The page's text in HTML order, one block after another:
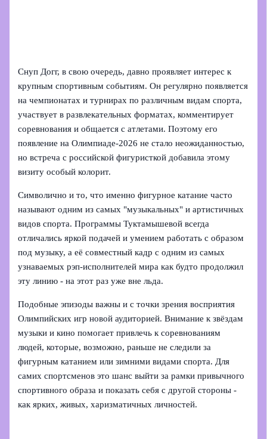
Снуп Догг, в свою очередь, давно проявляет интерес к
крупным спортивным событиям. Он регулярно появляется
на чемпионатах и турнирах по различным видам спорта,
участвует в развлекательных форматах, комментирует
соревнования и общается с атлетами. Поэтому его
появление на Олимпиаде‑2026 не стало неожиданностью,
но встреча с российской фигуристкой добавила этому
визиту особый колорит.
Символично и то, что именно фигурное катание часто
называют одним из самых "музыкальных" и артистичных
видов спорта. Программы Туктамышевой всегда
отличались яркой подачей и умением работать с образом
под музыку, а её совместный кадр с одним из самых
узнаваемых рэп‑исполнителей мира как будто продолжил
эту линию - на этот раз уже вне льда.
Подобные эпизоды важны и с точки зрения восприятия
Олимпийских игр новой аудиторией. Внимание к звёздам
музыки и кино помогает привлечь к соревнованиям
людей, которые, возможно, раньше не следили за
фигурным катанием или зимними видами спорта. Для
самих спортсменов это шанс выйти за рамки привычного
спортивного образа и показать себя с другой стороны -
как ярких, живых, харизматичных личностей.